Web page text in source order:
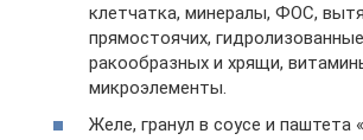
клетчатка, минералы, ФОС,
прямостоячих,
ракообразных и хрящи,
микроэлементы.
Желе, гранул в соусе и паштета